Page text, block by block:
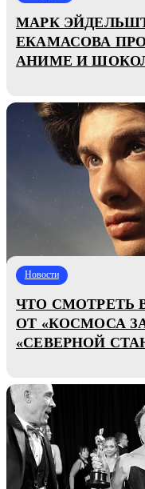
МАРК
ЕКАМАСОВА
АНИМЕ И
Новости
ЧТО СМОТРЕТЬ
ОТ «КОСМОСА
«СЕВЕРНОЙ